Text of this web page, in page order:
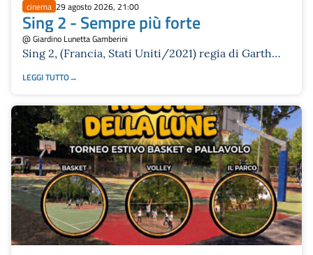
cinema 29 agosto 2026, 21:00
Sing 2 - Sempre più forte
@ Giardino Lunetta Gamberini
Sing 2, (Francia, Stati Uniti/2021) regia di Garth
LEGGI TUTTO